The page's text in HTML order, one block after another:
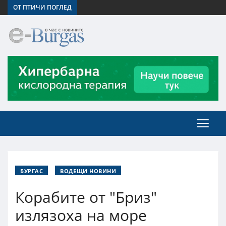
ОТ ПТИЧИ ПОГЛЕД
БУРГАС ВОДЕЩИ НОВИНИ
Корабите от "Бриз"
излязоха на море